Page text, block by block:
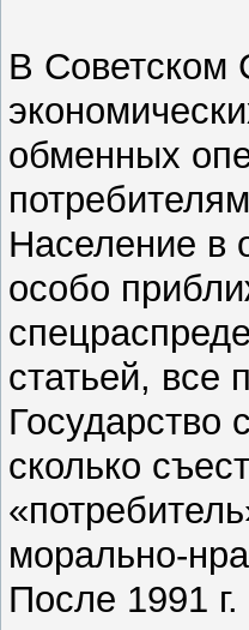
В Советском
обменных
Население в
особо
статьей, все
Государство
сколько
морально-
После 1991